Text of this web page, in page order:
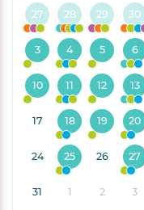
27 28 29 30
3 4 5 6
10 11 12 13
17 18 19 20
24 25 26 27
31 1 2 3